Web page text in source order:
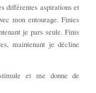
différentes aspirations et
mon entourage. Finies
je pars seule. Finis
maintenant je décline
et me donne de